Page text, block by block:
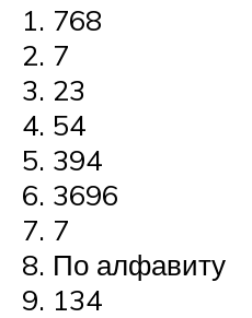
768
7
23
54
394
3696
7
По алфавиту
134